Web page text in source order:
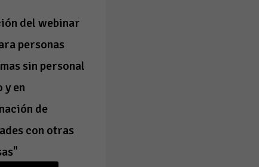
del webinar
personas
sin personal
y en
de
con otras